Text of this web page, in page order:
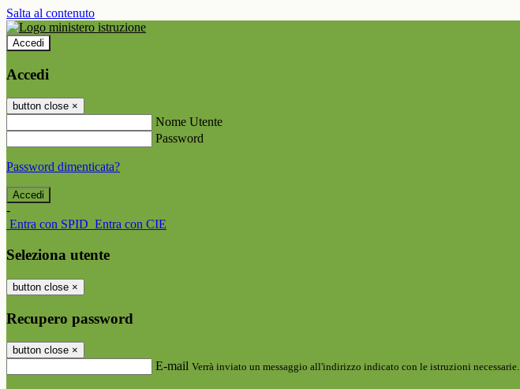
Salta al contenuto
Accedi
Accedi
button close ×
Nome Utente
Password
Password dimenticata?
-
Entra con SPID Entra con CIE
Seleziona utente
button close ×
Recupero password
button close ×
E-mail Verrà inviato un messaggio all'indirizzo indicato con le istruzioni necessarie.